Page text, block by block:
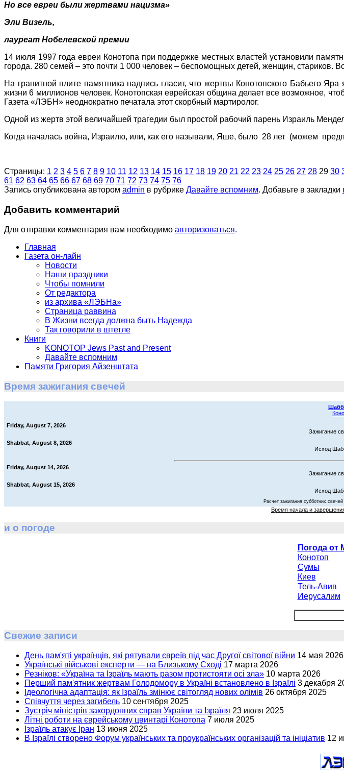
Но все евреи были жертвами нацизма»
Эли Визель,
лауреат Нобелевской премии
14 июля 1997 года евреи Конотопа при поддержке местных властей установили
города. 280 семей – это почти 1 000 человек – беспомощных детей, женщин, стариков.
На гранитной плите памятника надпись гласит, что жертвы Конотопского Бабьего
жизни 6 миллионов человек. Конотопская еврейская община делает все возможное,
Газета «ЛЭБН» неоднократно печатала этот скорбный мартиролог.
Одной из жертв этой величайшей трагедии был простой рабочий парень Израиль
Когда началась война, Израилю, или, как его называли, Яше, было 28 лет (можем
Страницы: 1 2 3 4 5 6 7 8 9 10 11 12 13 14 15 16 17 18 19 20 21 22 23 24 25 26 27 28 29 30
61 62 63 64 65 66 67 68 69 70 71 72 73 74 75 76
Запись опубликована автором admin в рубрике Давайте вспомним. Добавьте в закладки
Добавить комментарий
Для отправки комментария вам необходимо авторизоваться.
Главная
Газета он-лайн
Новости
Наши праздники
Чтобы помнили
От редактора
из архива «ЛЭБНа»
Страница раввина
В Жизни всегда должна быть Надежда
Так говорили в штетле
Книги
KONOTOP Jews Past and Present
Давайте вспомним
Памяти Григория Айзенштата
Время зажигания свечей
Friday, August 7, 2026
Зажигание
Shabbat, August 8, 2026
Исход
Friday, August 14, 2026
Зажигание
Shabbat, August 15, 2026
Исход
Расчет зажигания субботних
Время начала и
и о погоде
Погода от
Конотоп
Сумы
Киев
Тель-Авив
Иерусалим
Свежие записи
День пам'яті українців, які рятували євреїв під час Другої світової війни 14 мая 2026
Українські військові експерти — на Близькому Сході 17 марта 2026
Резніков: «Україна та Ізраїль мають разом протистояти осі зла» 10 марта 2026
Перший пам'ятник жертвам Голодомору в Україні встановлено в Ізраїлі 3 декабря
Ідеологічна адаптація: як Ізраїль змінює світогляд нових олімів 26 октября 2025
Співчуття через загибель 10 сентября 2025
Зустріч міністрів закордонних справ України та Ізраїля 23 июля 2025
Літні роботи на єврейському цвинтарі Конотопа 7 июля 2025
Ізраїль атакує Іран 13 июня 2025
В Ізраїлі створено Форум українських та проукраїнських організацій та ініціатив 12